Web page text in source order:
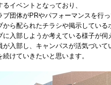
イベントとなっており、
ブ団体がPRやパフォーマンスを行
から配られたチラシや掲示している
に入部しようか考えている様子が伺
が入部し、キャンパスが活気づいて
けていきたいと思います。